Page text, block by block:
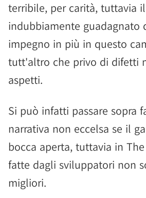
terribile, per carità, tuttavia
indubbiamente guadagnato
impegno in più in questo
tutt'altro che privo di difetti
aspetti.
Si può infatti passare sopra
narrativa non eccelsa se il
bocca aperta, tuttavia in
fatte dagli sviluppatori non
migliori.